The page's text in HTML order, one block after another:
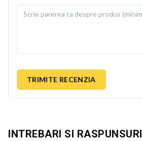
TRIMITE RECENZIA
INTREBARI SI RASPUNSURI